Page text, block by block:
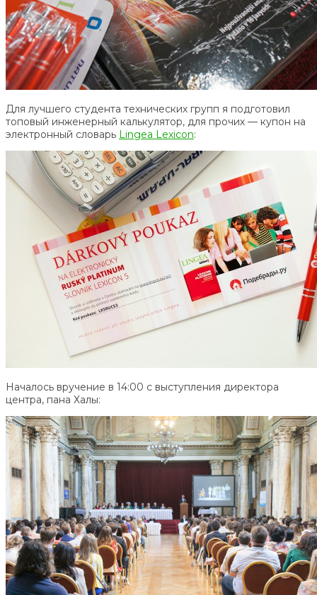
Для лучшего студента технических групп я подготовил
топовый инженерный калькулятор, для прочих — купон на
электронный словарь Lingea Lexicon:
Началось вручение в 14:00 с выступления директора
центра, пана Халы: